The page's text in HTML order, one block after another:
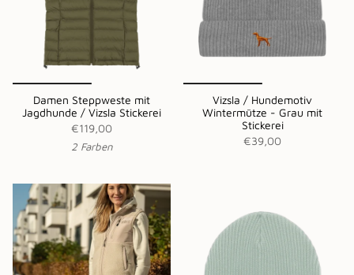
Damen Steppweste mit
Jagdhunde / Vizsla Stickerei
€119,00
2 Farben
Vizsla / Hundemotiv
Wintermütze - Grau mit
Stickerei
€39,00